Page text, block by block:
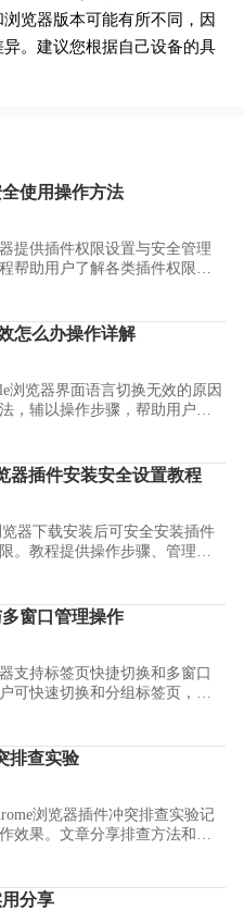
览器版本可能有所不同，因
。建议您根据自己设备的具
使用操作方法
提供插件权限设置与安全管理
帮助用户了解各类插件权限的
怎么办操作详解
浏览器界面语言切换无效的原因
，辅以操作步骤，帮助用户恢
器插件安装安全设置教程
览器下载安装后可安全安装插件
。教程提供操作步骤、管理方
窗口管理操作
支持标签页快捷切换和多窗口
可快速切换和分组标签页，提
排查实验
浏览器插件冲突排查实验记
效果。文章分享排查方法和优
分享